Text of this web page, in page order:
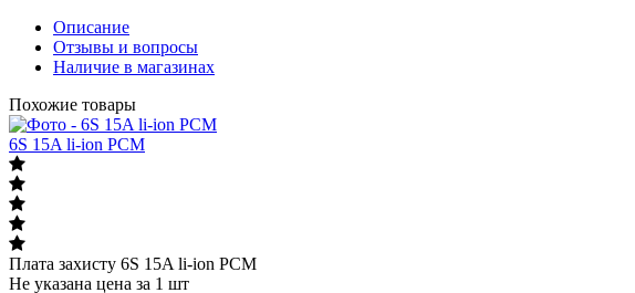
Описание
Отзывы и вопросы
Наличие в магазинах
Похожие товары
6S 15A li-ion PCM
Плата захисту 6S 15A li-ion PCM
Не указана цена за 1 шт